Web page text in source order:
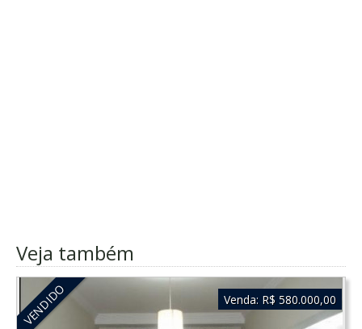
Veja também
VENDIDO Venda: R$ 580.000,00